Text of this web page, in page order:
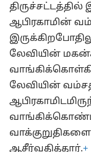
திருச்சட்டத்தில்
ஆபிரகாமின்
லேவியின்
லேவியின்
ஆசீர்வதித்தார்.+